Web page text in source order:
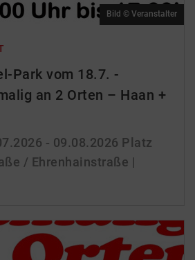
Park vom 18.7. -
an 2 Orten – Haan +
- 09.08.2026 Platz
/ Ehrenhainstraße |
Bild © Veranstalter